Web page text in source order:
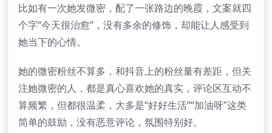
比如有一次她发微密，配了一张路边的晚霞，文案就四
个字“今天很治愈”，没有多余的修饰，却能让人感受到
她当下的心情。
她的微密粉丝不算多，和抖音上的粉丝量有差距，但关
注她微密的人，都是真心喜欢她的真实，评论区互动不
算频繁，但都很温柔，大多是“好好生活”“加油呀”这类
简单的鼓励，没有恶意评论，氛围特别好。